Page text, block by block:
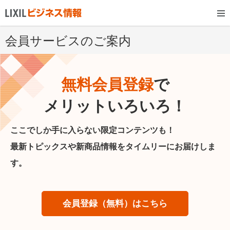
会員サービスのご案内
無料会員登録で
メリットいろいろ！
ここでしか手に入らない限定コンテンツも！
最新トピックスや新商品情報をタイムリーにお届けしま
す。
会員登録（無料）はこちら